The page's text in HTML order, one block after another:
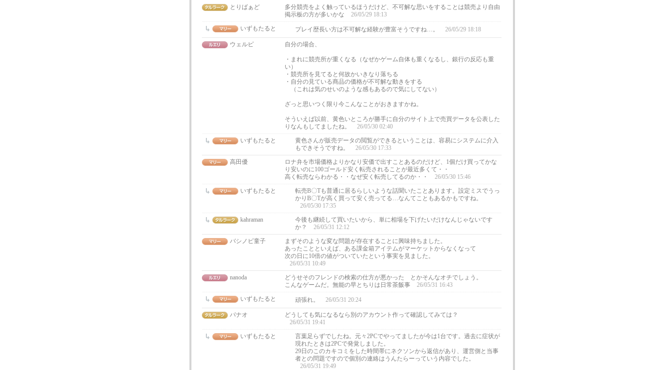
とりばぁど
多分競売をよく触っているほうだけど、不可解な思いをすることは競売より自由
掲示板の方が多いかな
26/05/29 18:13
いずもたると
プレイ歴長い方は不可解な経験が豊富そうですね…。 26/05/29 18:18
ウェルピ 自分の場合、
・まれに競売所が重くなる（なぜかゲーム自体も重くなるし、銀行の反応も重
い）
・競売所を見てると何故かいきなり落ちる
・自分の見ている商品の価格が不可解な動きをする
（これは気のせいのような感もあるので気にしてない）
ざっと思いつく限り今こんなことがおきますかね。
そういえば以前、黄色いところが勝手に自分のサイト上で売買データを公表した
りなんもしてましたね。
26/05/30 02:40
いずもたると
黄色さんが販売データの閲覧ができるということは、容易にシステムに介入
もできそうですね。
26/05/30 17:33
高田優
ロナ弁を市場価格よりかなり安価で出すことあるのだけど、1個だけ買ってかな
り安いのに100ゴールド安く転売されることが最近多くて・・
高く転売ならわかる・・なぜ安く転売してるのか・・
26/05/30 15:46
いずもたると
転売B〇Tも普通に居るらしいような話聞いたことあります。設定ミスでうっ
かりB〇Tが高く買って安く売ってる…なんてこともあるかもですね。
26/05/30 17:35
kahraman
今後も継続して買いたいから、単に相場を下げたいだけなんじゃないです
か？
26/05/31 12:12
バシノビ童子
まずそのような変な問題が存在することに興味持ちました。
あったことといえば、ある課金箱アイテムがマーケットからなくなって
次の日に10倍の値がついていたという事実を見ました。
26/05/31 10:49
nanoda
どうせそのフレンドの検索の仕方が悪かった とかそんなオチでしょう。
こんなゲームだ。無能の早とちりは日常茶飯事
26/05/31 16:43
いずもたると
頑張れ。 26/05/31 20:24
パナオ
どうしても気になるなら別のアカウント作って確認してみては？
26/05/31 19:41
いずもたると
言葉足らずでしたね。元々2PCでやってましたが今は1台です。過去に症状が
現れたときは2PCで発覚しました。
29日のこのカキコミをした時間帯にネクソンから返信があり、運営側と当事
者との問題ですので個別の連絡はうんたらーっていう内容でした。
26/05/31 19:49